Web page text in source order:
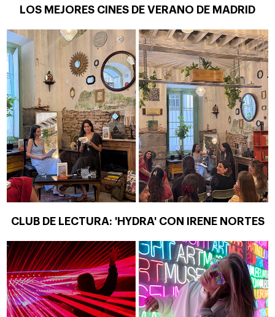
LOS MEJORES CINES DE VERANO DE MADRID
CLUB DE LECTURA: 'HYDRA' CON IRENE NORTES